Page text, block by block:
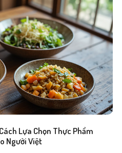
Lựa Chọn Thực Phẩm
Người Việt